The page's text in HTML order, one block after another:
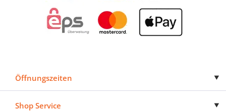
Öffnungszeiten
Shop Service